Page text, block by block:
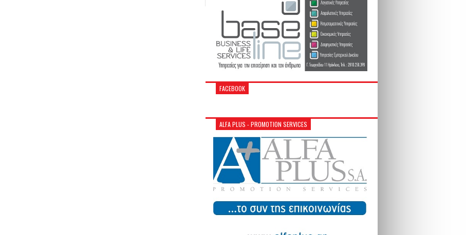
FACEBOOK
ALFA PLUS - PROMOTION SERVICES